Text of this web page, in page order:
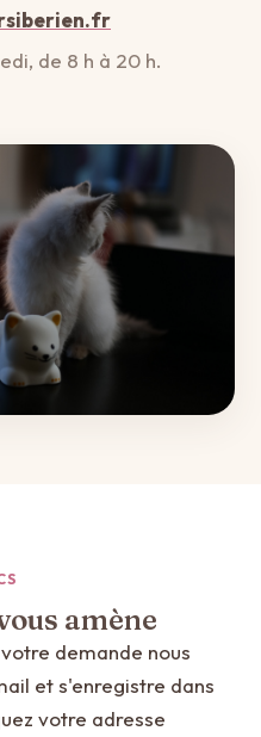
de 8 h à 20 h.
amène
demande nous
et s'enregistre dans
votre adresse